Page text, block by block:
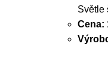
Světle
Cena: